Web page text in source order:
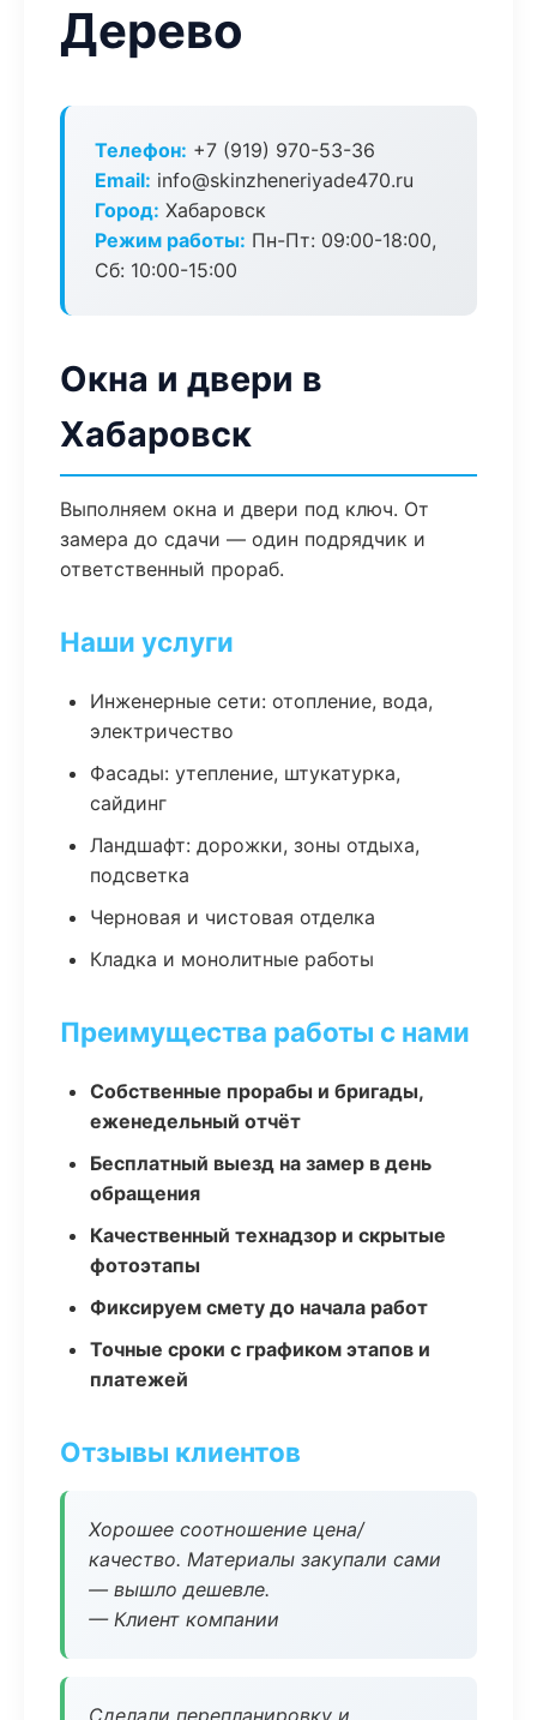
Дерево
Телефон: +7 (919) 970-53-36
Email: info@skinzheneriyade470.ru
Город: Хабаровск
Режим работы: Пн-Пт: 09:00-18:00,
Сб: 10:00-15:00
Окна и двери в
Хабаровск
Выполняем окна и двери под ключ. От
замера до сдачи — один подрядчик и
ответственный прораб.
Наши услуги
Инженерные сети: отопление, вода,
электричество
Фасады: утепление, штукатурка,
сайдинг
Ландшафт: дорожки, зоны отдыха,
подсветка
Черновая и чистовая отделка
Кладка и монолитные работы
Преимущества работы с нами
Собственные прорабы и бригады,
еженедельный отчёт
Бесплатный выезд на замер в день
обращения
Качественный технадзор и скрытые
фотоэтапы
Фиксируем смету до начала работ
Точные сроки с графиком этапов и
платежей
Отзывы клиентов
Хорошее соотношение цена/
качество. Материалы закупали сами
— вышло дешевле.
— Клиент компании
Сделали перепланировку и